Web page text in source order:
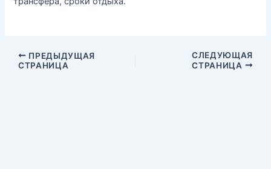
ПРЕДЫДУЩАЯ
СТРАНИЦА
СЛЕДУЮЩАЯ
СТРАНИЦА